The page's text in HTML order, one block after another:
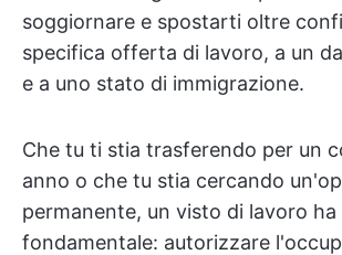
soggiornare e spostarti oltre
specifica offerta di lavoro, a un
e a uno stato di immigrazione.
Che tu ti stia trasferendo per un
anno o che tu stia cercando
permanente, un visto di lavoro
fondamentale: autorizzare